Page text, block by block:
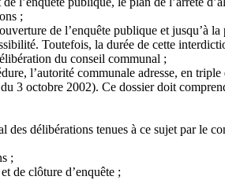
;
de l’enquête publique et jusqu’à
Toutefois, la durée de cette
du conseil communal ;
l’autorité communale adresse, en
3 octobre 2002). Ce dossier doit
des délibérations tenues à ce sujet par le
;
de clôture d’enquête ;